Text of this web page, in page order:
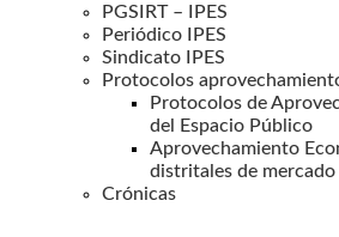
PGSIRT – IPES
Periódico IPES
Sindicato IPES
Protocolos
Protocolos de
del Espacio Público
Aprovechamiento
distritales de mercado
Crónicas